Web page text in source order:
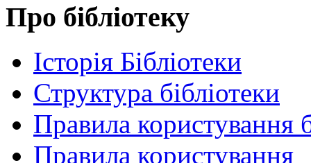
Про бібліотеку
Історія Бібліотеки
Структура бібліотеки
Правила користування
Правила